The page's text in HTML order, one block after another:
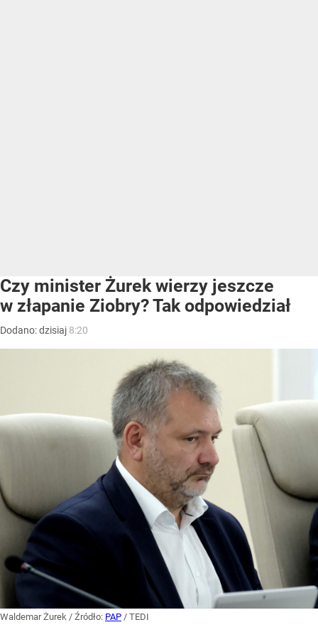
Czy minister Żurek wierzy jeszcze
w złapanie Ziobry? Tak odpowiedział
Dodano:dzisiaj 8:20
Waldemar Żurek / Źródło: PAP / TEDI